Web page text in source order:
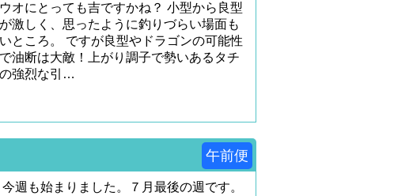
オにとっても吉ですかね？ 小型から良型
激しく、思ったように釣りづらい場面も
ところ。 ですが良型やドラゴンの可能性
油断は大敵！上がり調子で勢いあるタチ
強烈な引…
午前便
週も始まりました。７月最後の週です。